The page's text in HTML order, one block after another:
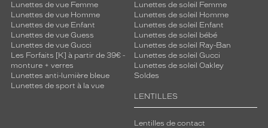
Lunettes de vue Femme
Lunettes de vue Homme
Lunettes de vue Enfant
Lunettes de vue Guess
Lunettes de vue Gucci
Les Forfaits [K] à partir de 39€ -
monture + verres
Lunettes anti-lumière bleue
Lunettes de sport à la vue
Lunettes de soleil Femme
Lunettes de soleil Homme
Lunettes de soleil Enfant
Lunettes de soleil bébé
Lunettes de soleil Ray-Ban
Lunettes de soleil Gucci
Lunettes de soleil Oakley
Soldes
LENTILLES
Lentilles de contact